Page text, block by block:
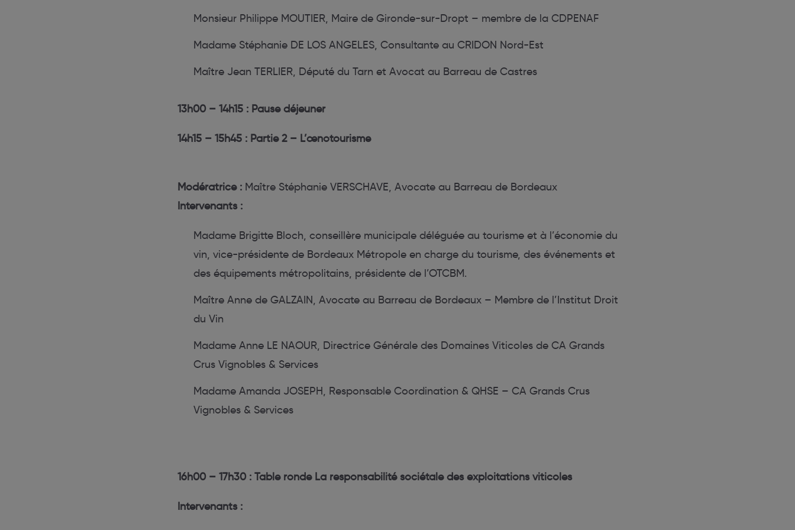
Monsieur Philippe MOUTIER, Maire de Gironde-sur-Dropt – membre de la CDPENAF
Madame Stéphanie DE LOS ANGELES, Consultante au CRIDON Nord-Est
Maître Jean TERLIER, Député du Tarn et Avocat au Barreau de Castres
13h00 – 14h15 : Pause déjeuner
14h15 – 15h45 : Partie 2 – L’œnotourisme
Modératrice :Maître Stéphanie VERSCHAVE, Avocate au Barreau de Bordeaux
Intervenants :
Madame Brigitte Bloch, conseillère municipale déléguée au tourisme et à l’économie du
vin, vice-présidente de Bordeaux Métropole en charge du tourisme, des événements et
des équipements métropolitains, présidente de l’OTCBM.
Maître Anne de GALZAIN, Avocate au Barreau de Bordeaux – Membre de l’Institut Droit
du Vin
Madame Anne LE NAOUR, Directrice Générale des Domaines Viticoles de CA Grands
Crus Vignobles & Services
Madame Amanda JOSEPH, Responsable Coordination & QHSE – CA Grands Crus
Vignobles & Services
16h00 – 17h30 : Table ronde La responsabilité sociétale des exploitations viticoles
Intervenants :